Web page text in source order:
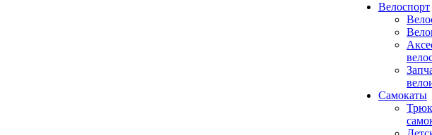
Велоспорт
Самокаты